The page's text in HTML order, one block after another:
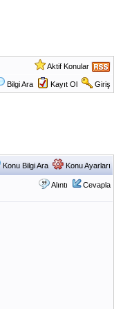
Aktif Konular
Bilgi Ara Kayıt Ol Giriş
Konu Bilgi Ara Konu Ayarları
Alıntı Cevapla